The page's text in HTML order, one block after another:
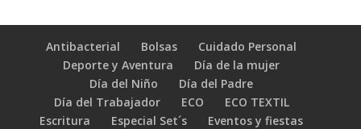
Antibacterial Bolsas
Cuidado Personal
Deporte y Aventura
Día de la mujer
Día del Niño
Día del Padre
Día del Trabajador
ECO
ECO TEXTIL
Escritura
Especial Set´s
Eventos y fiestas